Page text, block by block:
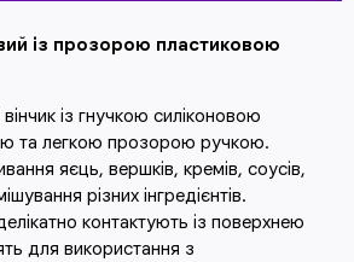
із прозорою пластиковою
із гнучкою силіконовою
та легкою прозорою ручкою.
яєць, вершків, кремів, соусів,
різних інгредієнтів.
контактують із поверхнею
для використання з